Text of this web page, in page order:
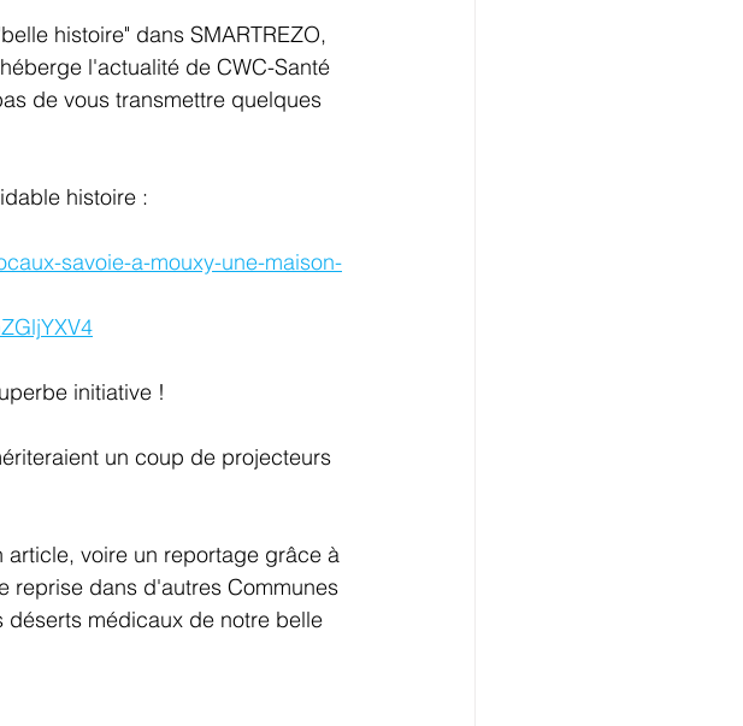
histoire" dans SMARTREZO,
l'actualité de CWC-Santé
de vous transmettre quelques
histoire :
savoie-a-mouxy-une-maison-
initiative !
reprise dans d'autres Communes
médicaux de notre belle